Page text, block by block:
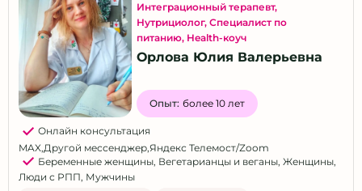
Интеграционный терапевт,
Нутрициолог, Специалист по
питанию, Health-коуч
Орлова Юлия Валерьевна
Опыт: более 10 лет
Онлайн консультация
MAX,Другой мессенджер,Яндекс Телемост/Zoom
Беременные женщины, Вегетарианцы и веганы, Женщины,
Люди с РПП, Мужчины